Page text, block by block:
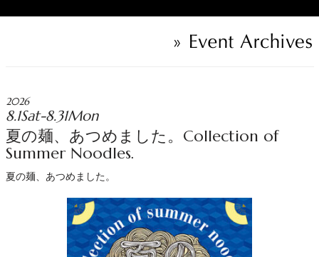
2026
8.1Sat-8.31Mon
夏の麺、あつめました。Collection of
Summer Noodles.
夏の麺、あつめました。